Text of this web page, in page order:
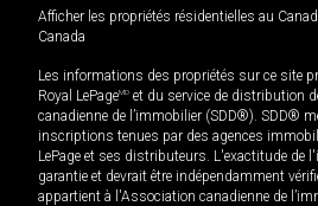
Afficher les propriétés résidentielles au
Canada
Les informations des propriétés sur ce site
Royal LePageMD et du service de distribution
canadienne de l’immobilier (SDD®). SDD®
inscriptions tenues par des agences
LePage et ses distributeurs. L'exactitude de
garantie et devrait être indépendamment
appartient à l'Association canadienne de